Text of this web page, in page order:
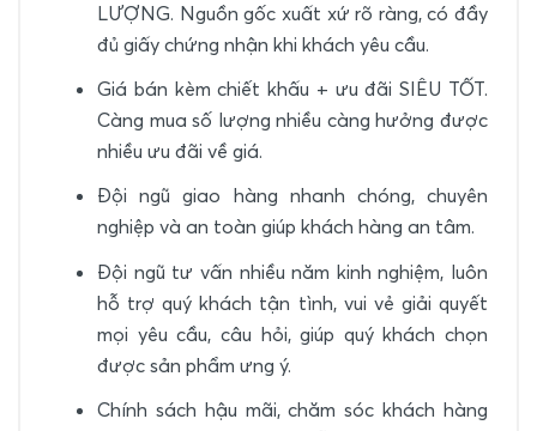
LƯỢNG. Nguồn gốc xuất xứ rõ ràng, có đầy
đủ giấy chứng nhận khi khách yêu cầu.
Giá bán kèm chiết khấu + ưu đãi SIÊU TỐT.
Càng mua số lượng nhiều càng hưởng được
nhiều ưu đãi về giá.
Đội ngũ giao hàng nhanh chóng, chuyên
nghiệp và an toàn giúp khách hàng an tâm.
Đội ngũ tư vấn nhiều năm kinh nghiệm, luôn
hỗ trợ quý khách tận tình, vui vẻ giải quyết
mọi yêu cầu, câu hỏi, giúp quý khách chọn
được sản phẩm ưng ý.
Chính sách hậu mãi, chăm sóc khách hàng